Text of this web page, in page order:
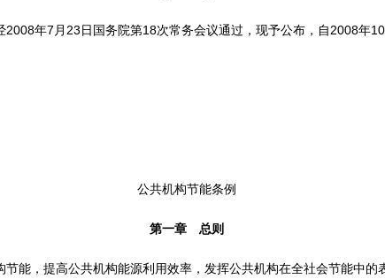
年7月23日国务院第18次常务会议通过，现予公布，自2008年10
公共机构节能条例
第一章 总则
，提高公共机构能源利用效率，发挥公共机构在全社会节能中的